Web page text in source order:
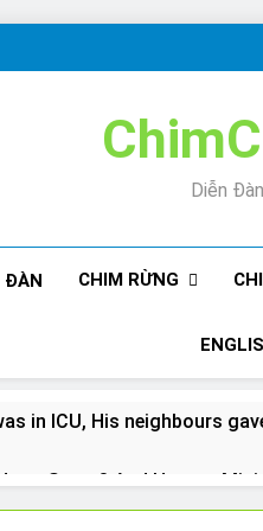
Diễn
ĐÀN CHIM RỪNG
in ICU, His neighbours
Snore? And How to